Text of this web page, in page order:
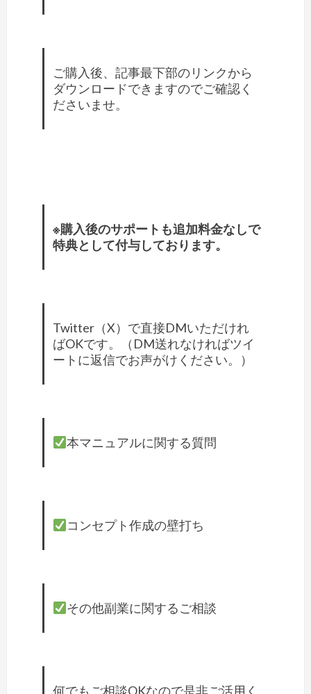
ご購入後、記事最下部のリンクから
ダウンロードできますのでご確認く
ださいませ。
※購入後のサポートも追加料金なしで
特典として付与しております。
Twitter（X）で直接DMいただけれ
ばOKです。（DM送れなければツイ
ートに返信でお声がけください。）
本マニュアルに関する質問
コンセプト作成の壁打ち
その他副業に関するご相談
何でもご相談OKなので是非ご活用く